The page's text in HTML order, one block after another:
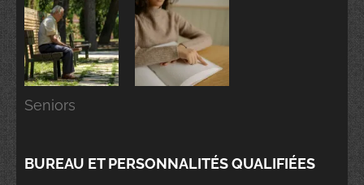
Seniors
BUREAU ET PERSONNALITÉS QUALIFIÉES